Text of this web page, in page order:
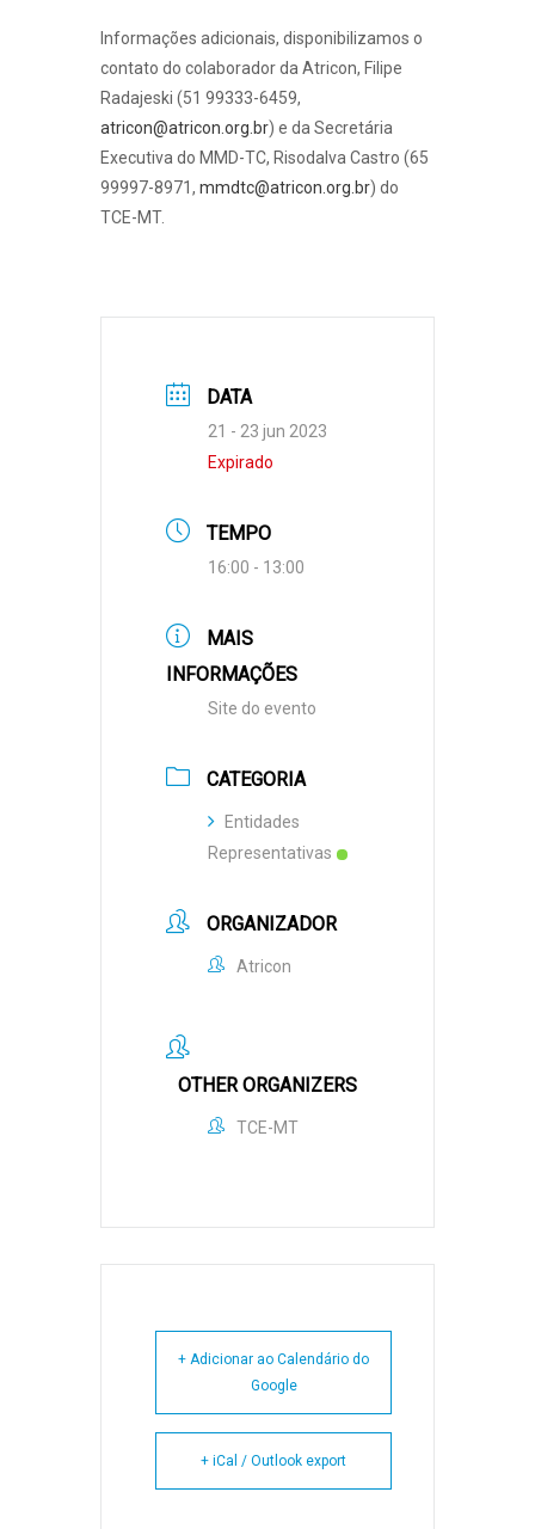
Informações adicionais, disponibilizamos o
contato do colaborador da Atricon, Filipe
Radajeski (51 99333-6459,
atricon@atricon.org.br) e da Secretária
Executiva do MMD-TC, Risodalva Castro (65
99997-8971, mmdtc@atricon.org.br) do
TCE-MT.
DATA
21 - 23 jun 2023
Expirado
TEMPO
16:00 - 13:00
MAIS
INFORMAÇÕES
Site do evento
CATEGORIA
Entidades
Representativas
ORGANIZADOR
Atricon
OTHER ORGANIZERS
TCE-MT
+ Adicionar ao Calendário do
Google
+ iCal / Outlook export